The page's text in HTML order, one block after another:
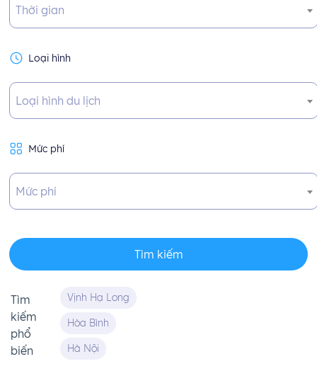
Thời gian
Loại hình
Loại hình du lịch
Mức phí
Mức phí
Tìm kiếm
Tìm
kiếm
phổ
biến
Vịnh Hạ Long
Hòa Bình
Hà Nội